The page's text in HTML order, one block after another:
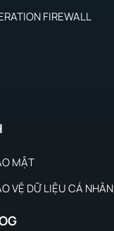
FIREWALL
MẬT
VỆ DỮ LIỆU CÁ NHÂN